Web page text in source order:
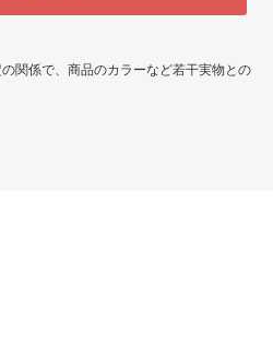
関係で、商品のカラーなど若干実物との